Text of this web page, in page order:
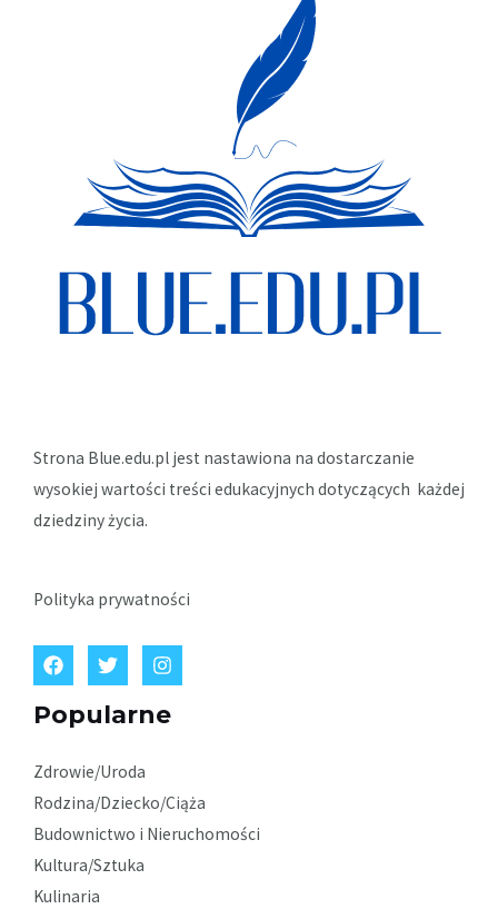
Strona Blue.edu.pl jest nastawiona na dostarczanie
wysokiej wartości treści edukacyjnych dotyczących każdej
dziedziny życia.
Polityka prywatności
Popularne
Zdrowie/Uroda
Rodzina/Dziecko/Ciąża
Budownictwo i Nieruchomości
Kultura/Sztuka
Kulinaria